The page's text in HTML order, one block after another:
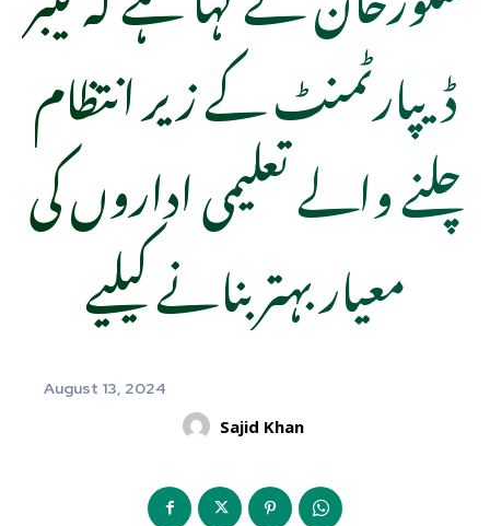
ڈیپارٹمنٹ کے زیر انتظام
چلنے والے تعلیمی اداروں کی
معیار بہتر بنانے کیلیے
August 13, 2024
Sajid Khan